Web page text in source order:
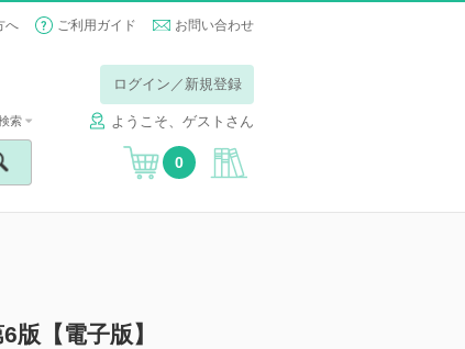
へ ご利用ガイド お問い合わせ
ログイン／新規登録
ようこそ、ゲストさん
索
0
【電子版】